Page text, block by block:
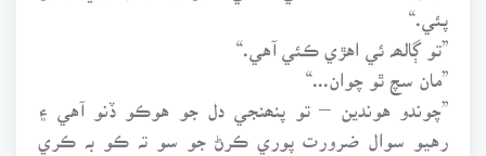
پئي.“
”تو ڳالھہ ئي اهڙي ڪئي آهي.“
”مان سچ ٿو چوان...“
”چوندو هوندين – تو پنھنجي دل جو هوڪو ڏنو آهي ۽
رهيو سوال ضرورت پوري ڪرڻ جو سو تہ ڪو بہ ڪري